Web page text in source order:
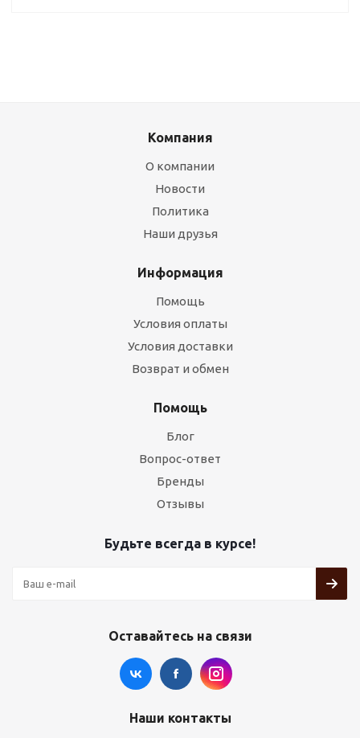
Компания
О компании
Новости
Политика
Наши друзья
Информация
Помощь
Условия оплаты
Условия доставки
Возврат и обмен
Помощь
Блог
Вопрос-ответ
Бренды
Отзывы
Будьте всегда в курсе!
Оставайтесь на связи
Наши контакты